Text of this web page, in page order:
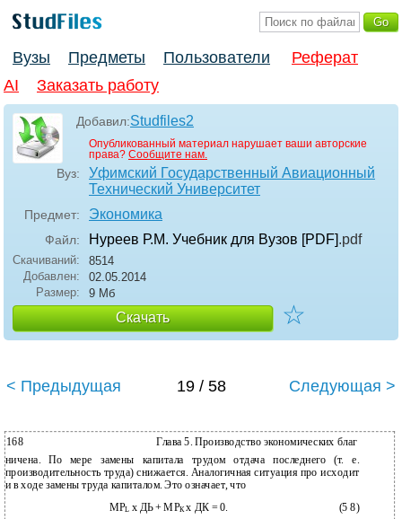
Вузы Предметы Пользователи
Реферат
AI
Заказать работу
Добавил:Studfiles2
Опубликованный материал нарушает ваши авторские
права? Сообщите нам.
Вуз:
Уфимский Государственный Авиационный
Технический Университет
Предмет: Экономика
Файл: Нуреев Р.М. Учебник для Вузов [PDF].pdf
Скачиваний:
8514
Добавлен:
02.05.2014
Размер:
9 Мб
Скачать ☆
< Предыдущая 19 / 58 Следующая >
168
Глава 5. Производство экономических благ
ничена. По мере замены капитала трудом отдача последнего (т. е.
производительность труда) снижается. Аналогичная ситуация про­ исходит
и в ходе замены труда капиталом. Это означает, что
MPL х ДЬ + МРКх ДК = 0.
(5 8)